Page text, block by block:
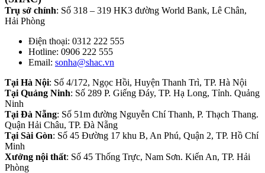
Trụ sở chính: Số 318 – 319 HK3 đường World Bank, Lê Chân,
Hải Phòng
Điện thoại: 0312 222 555
Hotline: 0906 222 555
Email: sonha@shac.vn
Tại Hà Nội: Số 4/172, Ngọc Hồi, Huyện Thanh Trì, TP. Hà Nội
Tại Quảng Ninh: Số 289 P. Giếng Đáy, TP. Hạ Long, Tỉnh. Quảng
Ninh
Tại Đà Nẵng: Số 51m đường Nguyễn Chí Thanh, P. Thạch Thang.
Quận Hải Châu, TP. Đà Nẵng
Tại Sài Gòn: Số 45 Đường 17 khu B, An Phú, Quận 2, TP. Hồ Chí
Minh
Xưởng nội thất: Số 45 Thống Trực, Nam Sơn. Kiến An, TP. Hải
Phòng